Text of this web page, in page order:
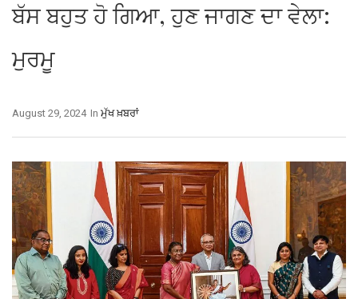
ਬੱਸ ਬਹੁਤ ਹੋ ਗਿਆ, ਹੁਣ ਜਾਗਣ ਦਾ ਵੇਲਾ:
ਮੁਰਮੂ
In ਮੁੱਖ ਖ਼ਬਰਾਂ
August 29, 2024